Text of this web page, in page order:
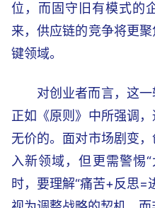
位，而固守旧有模式的
来，供应链的竞争将更
键领域。
对创业者而言，这一
正如《原则》中所强调
无价的。面对市场剧变
入新领域，但更需警惕
时，要理解“痛苦+反思=